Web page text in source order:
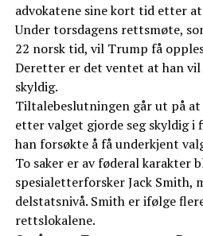
advokatene sine kort tid etter
Under torsdagens rettsmøte,
22 norsk tid, vil Trump få
Deretter er det ventet at han
skyldig.
Tiltalebeslutningen går ut på at
etter valget gjorde seg skyldig i
han forsøkte å få underkjent
To saker er av føderal karakter
spesialetterforsker Jack Smith,
delstatsnivå. Smith er ifølge
rettslokalene.